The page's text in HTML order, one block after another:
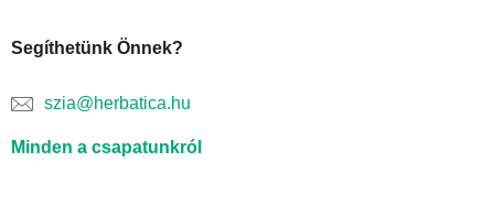
Segíthetünk Önnek?
szia@herbatica.hu
Minden a csapatunkról